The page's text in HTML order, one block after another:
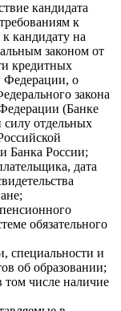
кандидата
к
кандидату на
законом от
кредитных
Федерации, о
закона
(Банке
отдельных
Банка России;
дата
обязательного
специальности и
об образовании;
том числе наличие